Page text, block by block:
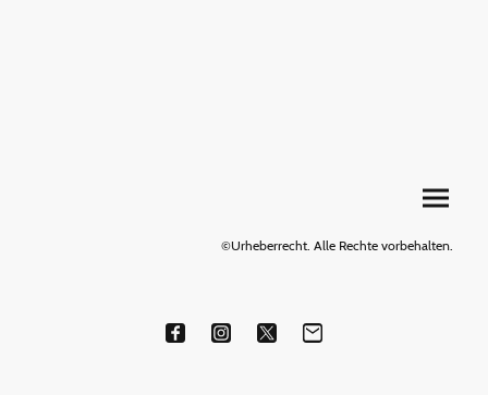
©Urheberrecht. Alle Rechte vorbehalten.